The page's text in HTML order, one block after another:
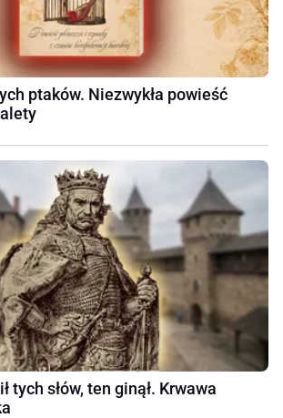
ptaków. Niezwykła powieść
tych słów, ten ginął. Krwawa